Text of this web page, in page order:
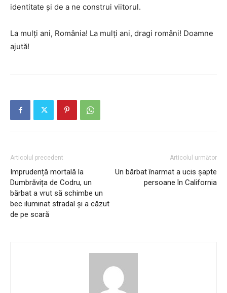
identitate și de a ne construi viitorul.
La mulți ani, România! La mulți ani, dragi români! Doamne
ajută!
Articolul precedent
Imprudență mortală la
Dumbrăvița de Codru, un
bărbat a vrut să schimbe un
bec iluminat stradal și a căzut
de pe scară
Articolul următor
Un bărbat înarmat a ucis șapte
persoane în California